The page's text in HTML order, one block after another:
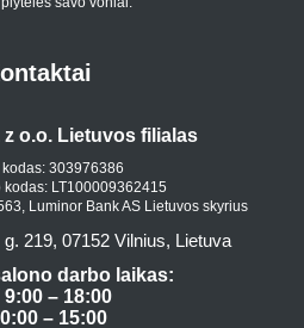
o.o. Lietuvos filialas
kodas: 303976386
kodas: LT100009362415
Luminor Bank AS Lietuvos skyrius
219, 07152 Vilnius, Lietuva
darbo laikas:
9:00 – 18:00
– 15:00